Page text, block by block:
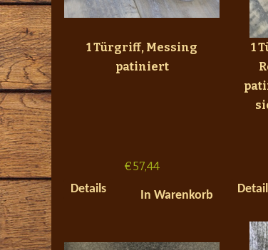
1 Türgriff, Messing
patiniert
€57,44
Details
In Warenkorb
1